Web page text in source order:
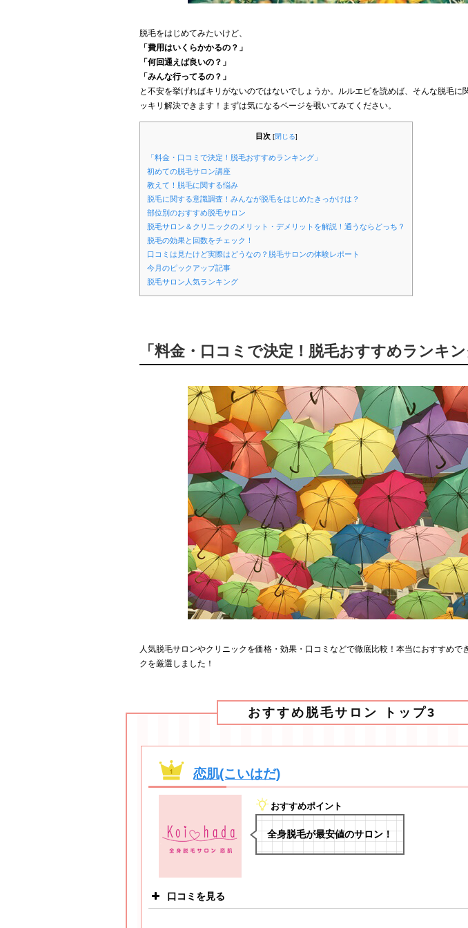
脱毛をはじめてみたいけど、
「費用はいくらかかるの？」
「何回通えば良いの？」
「みんな行ってるの？」
と不安を挙げればキリがないのではないでしょうか。ルルエピを読めば、そんな脱毛に
ッキリ解決できます！まずは気になるページを覗いてみてください。
目次 [閉じる]
「料金・口コミで決定！脱毛おすすめランキング」
初めての脱毛サロン講座
教えて！脱毛に関する悩み
脱毛に関する意識調査！みんなが脱毛をはじめたきっかけは？
部位別のおすすめ脱毛サロン
脱毛サロン＆クリニックのメリット・デメリットを解説！通うならどっち？
脱毛の効果と回数をチェック！
口コミは見たけど実際はどうなの？脱毛サロンの体験レポート
今月のピックアップ記事
脱毛サロン人気ランキング
「料金・口コミで決定！脱毛おすすめランキン
人気脱毛サロンやクリニックを価格・効果・口コミなどで徹底比較！本当におすすめで
クを厳選しました！
おすすめ脱毛サロン トップ3
恋肌(こいはだ)
おすすめポイント
全身脱毛が最安値のサロン！
口コミを見る